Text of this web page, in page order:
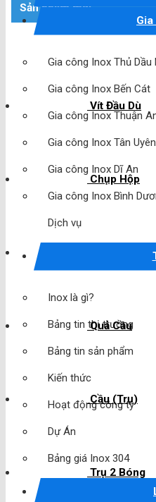
Gia công Inox Thủ Dầu
Gia công Inox Bến Cát
Gia công Inox Thuận
Gia công Inox Tân Uyên
Gia công Inox Dĩ An
Gia công Inox Bình
Dịch vụ
Inox là gì?
Bảng tin thị trường
Bảng tin sản phẩm
Kiến thức
Hoạt động công ty
Dự Án
Bảng giá Inox 304
Sản phẩm mới
Vít Đầu Dù
Chụp Hộp
Quả Cầu
Cầu (Trụ)
Trụ 2 Bóng